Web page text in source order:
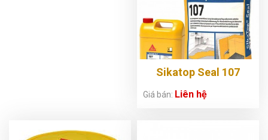
Sikatop Seal 107
Giá bán: Liên hệ